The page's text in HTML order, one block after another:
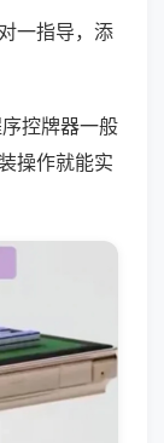
一指导，添
控牌器一般
操作就能实